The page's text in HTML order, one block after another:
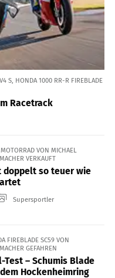
S, HONDA 1000 RR-R FIREBLADE
Racetrack
VON MICHAEL
VERKAUFT
doppelt so teuer wie
Supersportler
FIREBLADE SC59 VON
GEFAHREN
Test – Schumis Blade
Hockenheimring